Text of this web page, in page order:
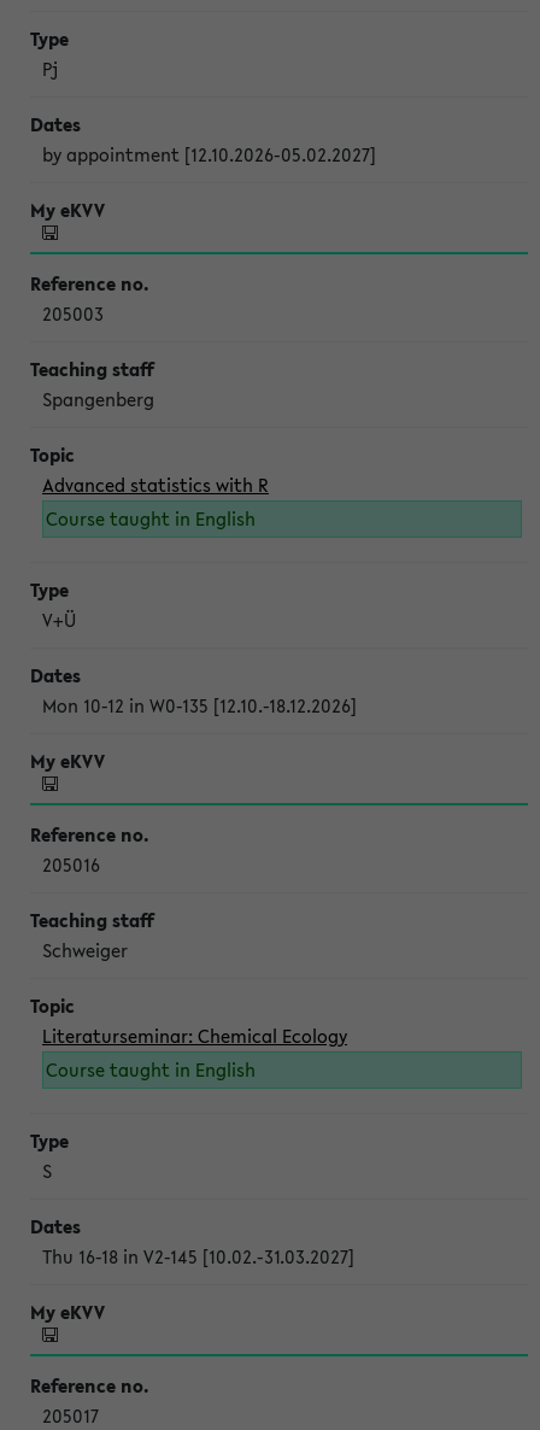
Pj
by appointment [12.10.2026-05.02.2027]
205003
Spangenberg
Advanced statistics with R
Course taught in English
V+Ü
Mon 10-12 in W0-135 [12.10.-18.12.2026]
205016
Schweiger
Literaturseminar: Chemical Ecology
Course taught in English
S
Thu 16-18 in V2-145 [10.02.-31.03.2027]
205017